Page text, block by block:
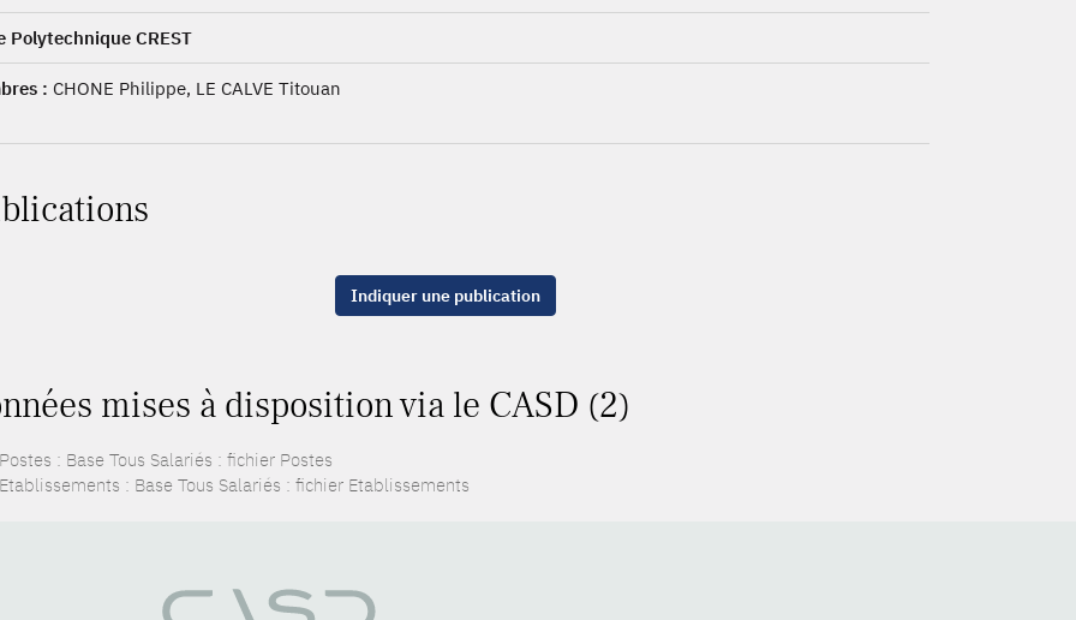
Polytechnique CREST
: CHONE Philippe, LE CALVE Titouan
Indiquer une publication
mises à disposition via le CASD (2)
: Base Tous Salariés : fichier Postes
: Base Tous Salariés : fichier Etablissements